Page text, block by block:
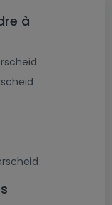
à